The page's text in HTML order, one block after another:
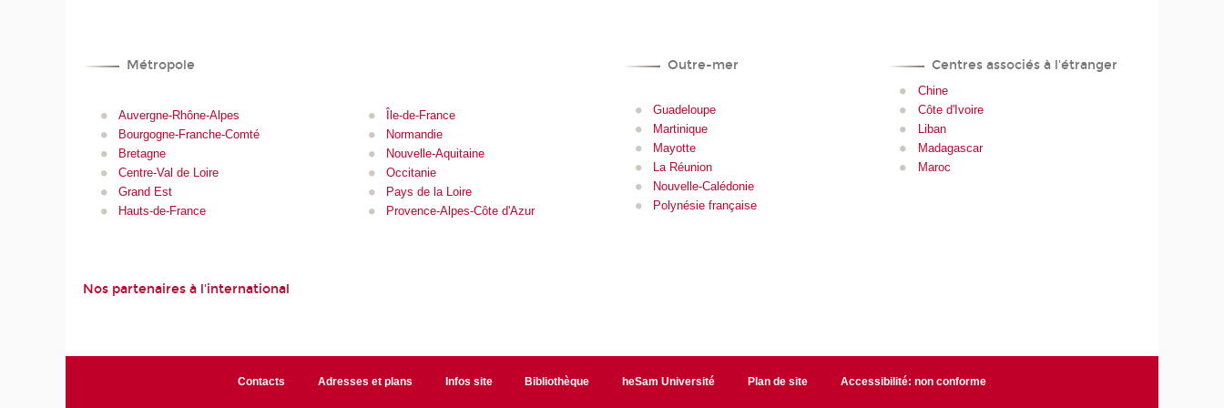
Métropole
Auvergne-Rhône-Alpes
Bourgogne-Franche-Comté
Bretagne
Centre-Val de Loire
Grand Est
Hauts-de-France
Île-de-France
Normandie
Nouvelle-Aquitaine
Occitanie
Pays de la Loire
Provence-Alpes-Côte d'Azur
Outre-mer
Guadeloupe
Martinique
Mayotte
La Réunion
Nouvelle-Calédonie
Polynésie française
Centres associés à l'étranger
Chine
Côte d'Ivoire
Liban
Madagascar
Maroc
Nos partenaires à l'international
Contacts Adresses et plans Infos site Bibliothèque heSam Université Plan de site Accessibilité: non conforme